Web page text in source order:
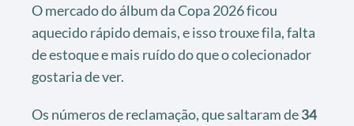
O mercado do álbum da Copa 2026 ficou
aquecido rápido demais, e isso trouxe fila, falta
de estoque e mais ruído do que o colecionador
gostaria de ver.
Os números de reclamação, que saltaram de34